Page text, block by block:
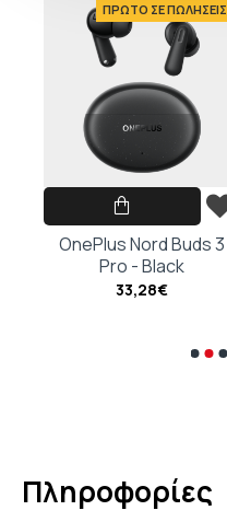
ΠΡΩΤΟ ΣΕ ΠΩΛΗΣΕΙΣ
OnePlus Nord Buds 3
Pro - Black
33,28€
Πληροφορίες